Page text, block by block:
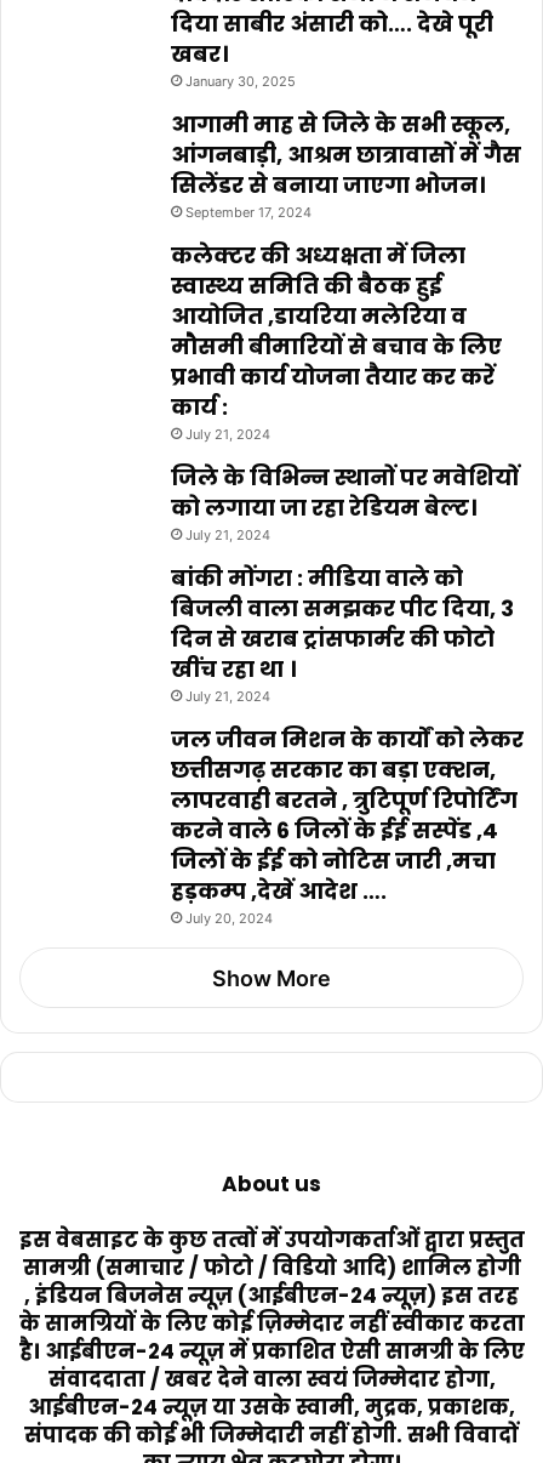
दिया साबीर अंसारी को…. देखे पूरी
खबर।
January 30, 2025
आगामी माह से जिले के सभी स्कूल,
आंगनबाड़ी, आश्रम छात्रावासों में गैस
सिलेंडर से बनाया जाएगा भोजन।
September 17, 2024
कलेक्टर की अध्यक्षता में जिला
स्वास्थ्य समिति की बैठक हुई
आयोजित ,डायरिया मलेरिया व
मौसमी बीमारियों से बचाव के लिए
प्रभावी कार्य योजना तैयार कर करें
कार्य :
July 21, 2024
जिले के विभिन्न स्थानों पर मवेशियों
को लगाया जा रहा रेडियम बेल्ट।
July 21, 2024
बांकी मोंगरा : मीडिया वाले को
बिजली वाला समझकर पीट दिया, 3
दिन से खराब ट्रांसफार्मर की फोटो
खींच रहा था ।
July 21, 2024
जल जीवन मिशन के कार्यों को लेकर
छत्तीसगढ़ सरकार का बड़ा एक्शन,
लापरवाही बरतने , त्रुटिपूर्ण रिपोर्टिंग
करने वाले 6 जिलों के ईई सस्पेंड ,4
जिलों के ईई को नोटिस जारी ,मचा
हड़कम्प ,देखें आदेश ….
July 20, 2024
Show More
About us
इस वेबसाइट के कुछ तत्वों में उपयोगकर्ताओं द्वारा प्रस्तुत
सामग्री (समाचार / फोटो / विडियो आदि) शामिल होगी
, इंडियन बिजनेस न्यूज़ (आईबीएन-24 न्यूज़) इस तरह
के सामग्रियों के लिए कोई ज़िम्मेदार नहीं स्वीकार करता
है। आईबीएन-24 न्यूज़ में प्रकाशित ऐसी सामग्री के लिए
संवाददाता / खबर देने वाला स्वयं जिम्मेदार होगा,
आईबीएन-24 न्यूज़ या उसके स्वामी, मुद्रक, प्रकाशक,
संपादक की कोई भी जिम्मेदारी नहीं होगी. सभी विवादों